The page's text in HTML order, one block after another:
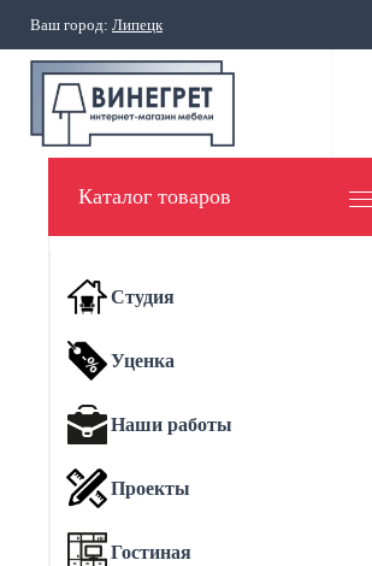
Ваш город: Липецк
Каталог товаров
Студия
Уценка
Наши работы
Проекты
Гостиная